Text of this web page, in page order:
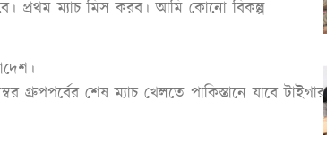
প্রথম ম্যাচ মিস করব। আমি কোনো বিকল্প
শেষ ম্যাচ খেলতে পাকিস্তানে যাবে